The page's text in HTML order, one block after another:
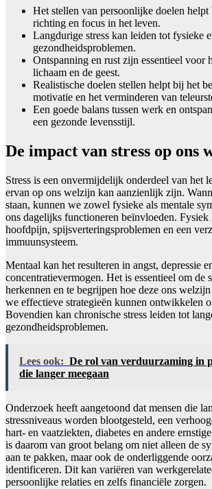
Het stellen van persoonlijke doelen helpt
richting en focus in het leven.
Langdurige stress kan leiden tot fysieke
gezondheidsproblemen.
Ontspanning en rust zijn essentieel voor
lichaam en de geest.
Realistische doelen stellen helpt bij het
motivatie en het verminderen van
Een goede balans tussen werk en
een gezonde levensstijl.
De impact van stress op ons
Stress is een onvermijdelijk onderdeel van het
ervan op ons welzijn kan aanzienlijk zijn.
staan, kunnen we zowel fysieke als mentale
ons dagelijks functioneren beïnvloeden. Fysiek
hoofdpijn, spijsverteringsproblemen en een
immuunsysteem.
Mentaal kan het resulteren in angst, depressie
concentratievermogen. Het is essentieel om de
herkennen en te begrijpen hoe deze ons
we effectieve strategieën kunnen ontwikkelen
Bovendien kan chronische stress leiden tot
gezondheidsproblemen.
Lees ook: De rol van verduurzaming in
die langer meegaan
Onderzoek heeft aangetoond dat mensen die
stressniveaus worden blootgesteld, een
hart- en vaatziekten, diabetes en andere
is daarom van groot belang om niet alleen de
aan te pakken, maar ook de onderliggende
identificeren. Dit kan variëren van
persoonlijke relaties en zelfs financiële zorgen.